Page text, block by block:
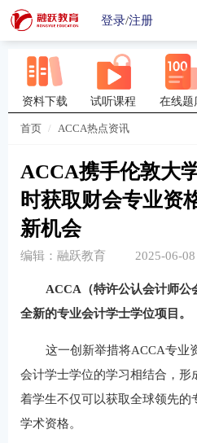
登录/注册
资料下载 试听课程 在线题
首页 ACCA热点资讯
ACCA携手伦敦大
时获取财会专业资
新机会
编辑：融跃教育 2025-06-
ACCA（特许公认会计师公
全新的专业会计学士学位项目。
这一创新举措将ACCA专业
会计学士学位的学习相结合，形
着学生不仅可以获取全球领先的
学术资格。